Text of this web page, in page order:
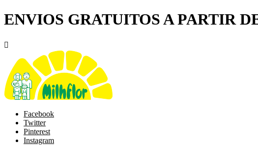
ENVIOS GRATUITOS A PARTIR

Facebook
Twitter
Pinterest
Instagram